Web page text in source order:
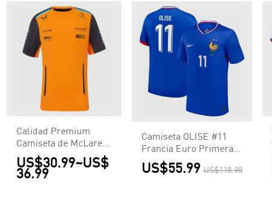
Calidad Premium
Camiseta de McLaren
F1 Racing Team Set
Up T-Shirt Orange
Hombre Naranja
US$30.99~US$
36.99
Camiseta OLISE #11
Francia Euro Primera
Equipación - Versión
Hincha
US$55.99 US$118.98